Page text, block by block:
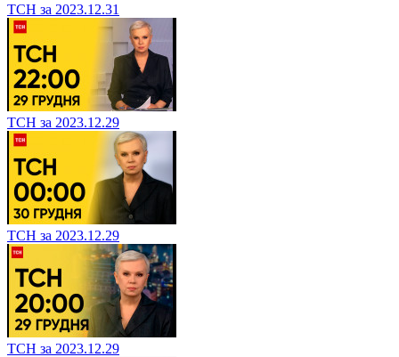
ТСН за 2023.12.31
ТСН за 2023.12.29
ТСН за 2023.12.29
ТСН за 2023.12.29